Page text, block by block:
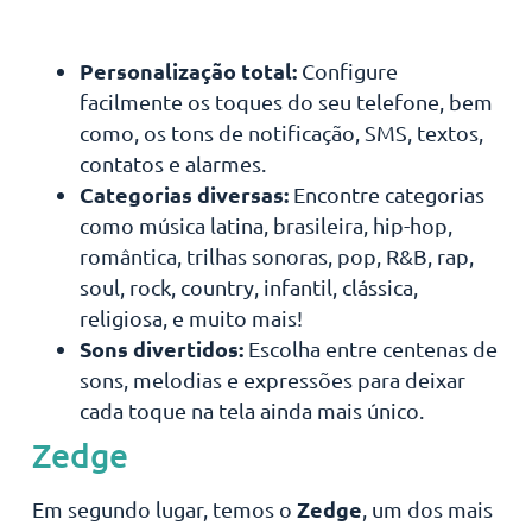
Personalização total: Configure
facilmente os toques do seu telefone, bem
como, os tons de notificação, SMS, textos,
contatos e alarmes.
Categorias diversas:Encontre categorias
como música latina, brasileira, hip-hop,
romântica, trilhas sonoras, pop, R&B, rap,
soul, rock, country, infantil, clássica,
religiosa, e muito mais!
Sons divertidos: Escolha entre centenas de
sons, melodias e expressões para deixar
cada toque na tela ainda mais único.
Zedge
Em segundo lugar, temos o Zedge, um dos mais